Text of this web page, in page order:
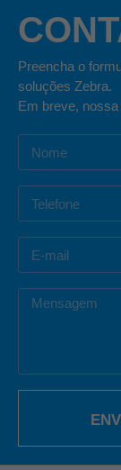
Preencha o
soluções Zebra.
Em breve,